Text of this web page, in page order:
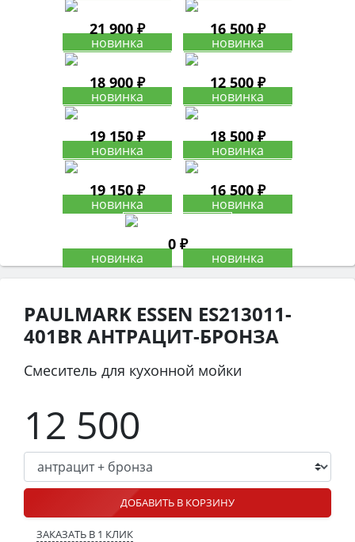
21 900 ₽ 16 500 ₽
18 900 ₽ 12 500 ₽
19 150 ₽ 18 500 ₽
19 150 ₽ 16 500 ₽
0 ₽
PAULMARK ESSEN ES213011-
401BR АНТРАЦИТ-БРОНЗА
Смеситель для кухонной мойки
12 500
ДОБАВИТЬ В КОРЗИНУ
ЗАКАЗАТЬ В 1 КЛИК